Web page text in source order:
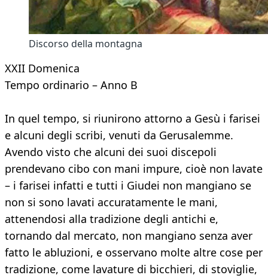
Discorso della montagna
XXII Domenica
Tempo ordinario – Anno B
In quel tempo, si riunirono attorno a Gesù i farisei
e alcuni degli scribi, venuti da Gerusalemme.
Avendo visto che alcuni dei suoi discepoli
prendevano cibo con mani impure, cioè non lavate
– i farisei infatti e tutti i Giudei non mangiano se
non si sono lavati accuratamente le mani,
attenendosi alla tradizione degli antichi e,
tornando dal mercato, non mangiano senza aver
fatto le abluzioni, e osservano molte altre cose per
tradizione, come lavature di bicchieri, di stoviglie,